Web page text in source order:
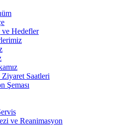
ve Hedefler
Saatleri
Şeması
ve Reanimasyon